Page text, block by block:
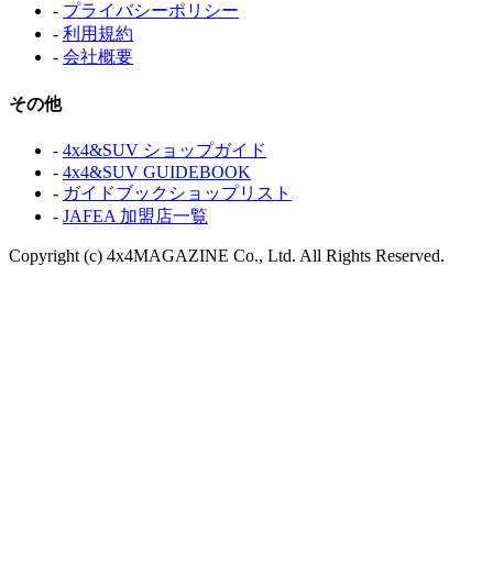
- プライバシーポリシー
- 利用規約
- 会社概要
その他
- 4x4&SUV ショップガイド
- 4x4&SUV GUIDEBOOK
- ガイドブックショップリスト
- JAFEA 加盟店一覧
Copyright (c) 4x4MAGAZINE Co., Ltd. All Rights Reserved.